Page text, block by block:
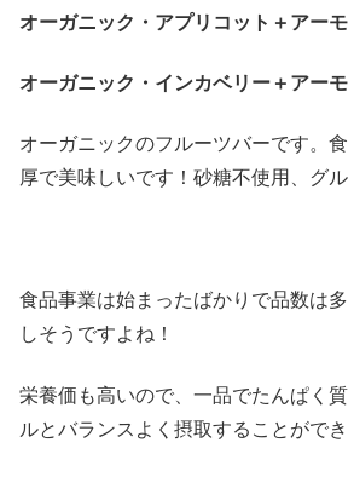
オーガニック・アプリコット＋アー
オーガニック・インカベリー＋アー
オーガニックのフルーツバーです。
厚で美味しいです！砂糖不使用、グ
食品事業は始まったばかりで品数は
しそうですよね！
栄養価も高いので、一品でたんぱく
ルとバランスよく摂取することができ